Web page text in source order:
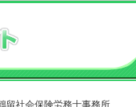
留社会保険労務士事務所